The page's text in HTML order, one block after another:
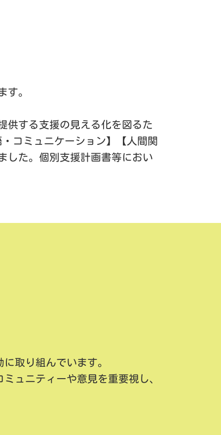
す。
供する支援の見える化を図るた
コミュニケーション】【人間関
した。個別支援計画書等におい
取り組んでいます。
ュニティーや意見を重要視し、